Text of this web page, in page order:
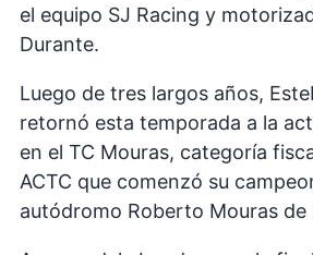
el equipo SJ Racing y
Durante.
Luego de tres largos años,
retornó esta temporada a la
en el TC Mouras, categoría
ACTC que comenzó su
autódromo Roberto Mouras de